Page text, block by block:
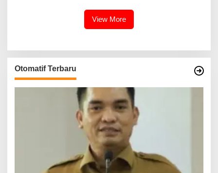
View More
Otomatif Terbaru